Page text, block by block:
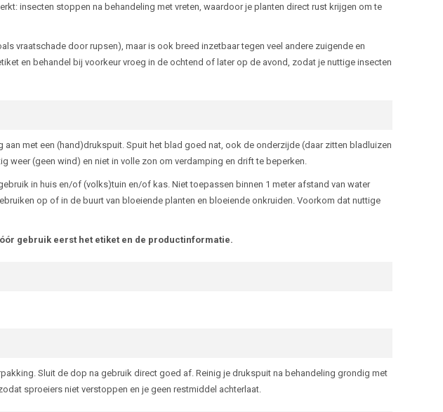
insecten stoppen na behandeling met vreten, waardoor je planten direct rust krijgen om te
vraatschade door rupsen), maar is ook breed inzetbaar tegen veel andere zuigende en
en behandel bij voorkeur vroeg in de ochtend of later op de avond, zodat je nuttige insecten
met een (hand)drukspuit. Spuit het blad goed nat, ook de onderzijde (daar zitten bladluizen
weer (geen wind) en niet in volle zon om verdamping en drift te beperken.
in huis en/of (volks)tuin en/of kas. Niet toepassen binnen 1 meter afstand van water
op of in de buurt van bloeiende planten en bloeiende onkruiden. Voorkom dat nuttige
gebruik eerst het etiket en de productinformatie.
Sluit de dop na gebruik direct goed af. Reinig je drukspuit na behandeling grondig met
sproeiers niet verstoppen en je geen restmiddel achterlaat.